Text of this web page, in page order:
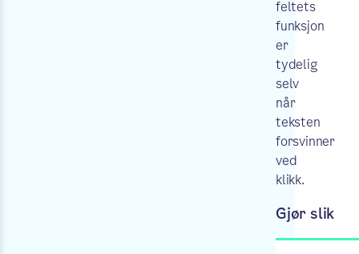
feltets
funksjon
er
tydelig
selv
når
teksten
forsvinner
ved
klikk.
Gjør slik